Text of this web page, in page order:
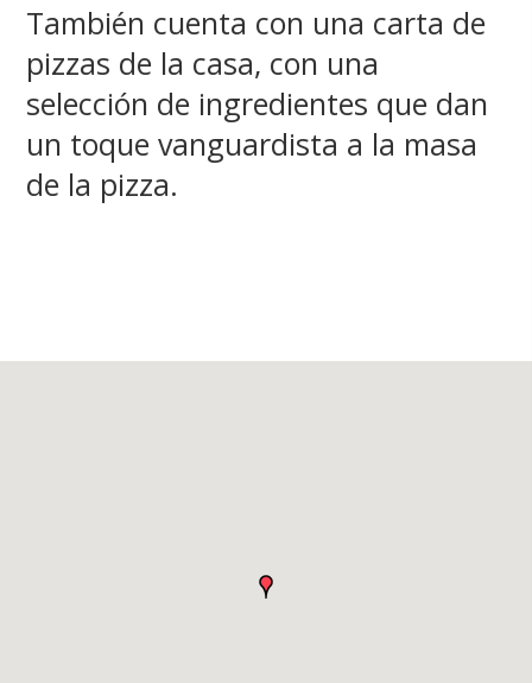
También cuenta con una carta de
pizzas de la casa, con una
selección de ingredientes que dan
un toque vanguardista a la masa
de la pizza.